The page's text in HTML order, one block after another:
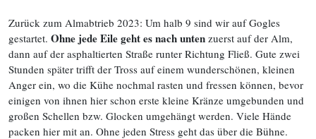
Zurück zum Almabtrieb 2023: Um halb 9 sind wir auf Gogles
gestartet. Ohne jede Eile geht es nach unten zuerst auf der Alm,
dann auf der asphaltierten Straße runter Richtung Fließ. Gute zwei
Stunden später trifft der Tross auf einem wunderschönen, kleinen
Anger ein, wo die Kühe nochmal rasten und fressen können, bevor
einigen von ihnen hier schon erste kleine Kränze umgebunden und
großen Schellen bzw. Glocken umgehängt werden. Viele Hände
packen hier mit an. Ohne jeden Stress geht das über die Bühne.